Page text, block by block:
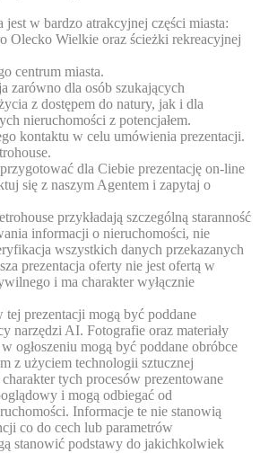
jest w bardzo atrakcyjnej części miasta:
Olecko Wielkie oraz ścieżki rekreacyjnej
centrum miasta.
zarówno dla osób szukających
z dostępem do natury, jak i dla
nieruchomości z potencjałem.
kontaktu w celu umówienia prezentacji.
dla Ciebie prezentację on-line
się z naszym Agentem i zapytaj o
przykładają szczególną staranność
informacji o nieruchomości, nie
wszystkich danych przekazanych
prezentacja oferty nie jest ofertą w
i ma charakter wyłącznie
tej prezentacji mogą być poddane
narzędzi AI. Fotografie oraz materiały
ogłoszeniu mogą być poddane obróbce
z użyciem technologii sztucznej
tych procesów prezentowane
i mogą odbiegać od
Informacje te nie stanowią
co do cech lub parametrów
stanowić podstawy do jakichkolwiek